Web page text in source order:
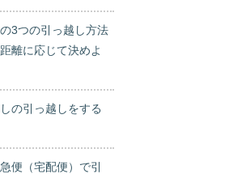
3つの引っ越し方法
離に応じて決めよ
の引っ越しをする
便（宅配便）で引